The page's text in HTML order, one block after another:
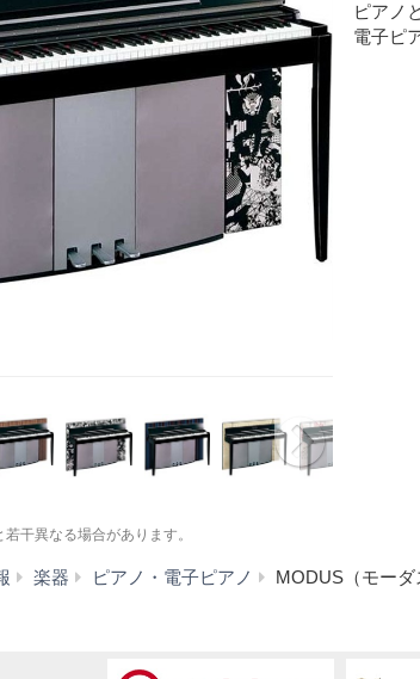
ピアノ
電子ピ
干異なる場合があります。
楽器 ピアノ・電子ピアノ MODUS（モーダ